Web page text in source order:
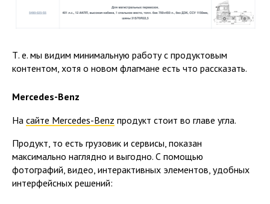
Т. е. мы видим минимальную работу с продуктовым
контентом, хотя о новом флагмане есть что рассказать.
Mercedes-Benz
На сайте Mercedes-Benz продукт стоит во главе угла.
Продукт, то есть грузовик и сервисы, показан
максимально наглядно и выгодно. С помощью
фотографий, видео, интерактивных элементов, удобных
интерфейсных решений: